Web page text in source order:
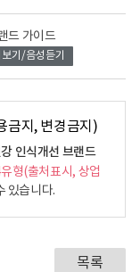
드 가이드
기/음성듣기
인식개선 브랜드
형(출처표시, 상업
있습니다.
목록